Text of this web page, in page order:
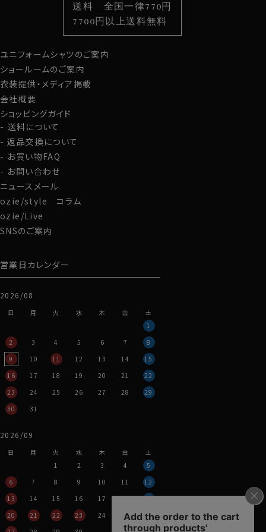
スタイルから選ぶ
カジュアルシャツ
定番シャツ
財布・名刺入れ
バッグ
ストール・マフラー
グローブ
ユニフォームシャツのご案内
ショールームのご案内
衣装提供・メディア掲載
会社概要
ショッピングガイド
送料について
返品交換について
お買い物FAQ
お問い合わせ
ニュースメール
ozie/style コラム
ozie/Live
SNSのご案内
営業日カレンダー
2026/08
日 月 火 水 木 金
土
1
2
3 4 5 6 7
8
9
10 11 12 13 14
15
16
17 18 19 20 21
22
23
24 25 26 27 28
29
30
31
2026/09
日 月 火 水 木 金
土
1
2 3 4
5
6
7 8 9 10 11
12
13
14 15 16 17 18
19
20
21 22 23 24 25
26
送料 全国一律770円
7700円以上送料無料